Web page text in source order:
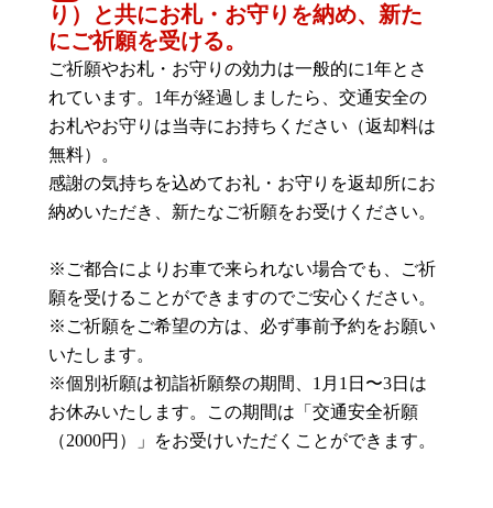
り）と共にお札・お守りを納め、新た
にご祈願を受ける。
ご祈願やお札・お守りの効力は一般的に1年とさ
れています。1年が経過しましたら、交通安全の
お札やお守りは当寺にお持ちください（返却料は
無料）。
感謝の気持ちを込めてお礼・お守りを返却所にお
納めいただき、新たなご祈願をお受けください。
※ご都合によりお車で来られない場合でも、ご祈
願を受けることができますのでご安心ください。
※ご祈願をご希望の方は、必ず事前予約をお願い
いたします。
※個別祈願は初詣祈願祭の期間、1月1日〜3日は
お休みいたします。この期間は「交通安全祈願
（2000円）」をお受けいただくことができます。